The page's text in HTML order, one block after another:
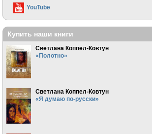
YouTube
Купить наши книги
Светлана Коппел-Ковтун
«Полотно»
Светлана Коппел-Ковтун
«Я думаю по-русски»